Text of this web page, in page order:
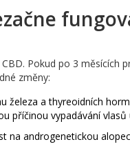
Pokud po 3 měsících
změny:
železa a thyreoidních
příčinou vypadávání vlasů
na androgenetickou